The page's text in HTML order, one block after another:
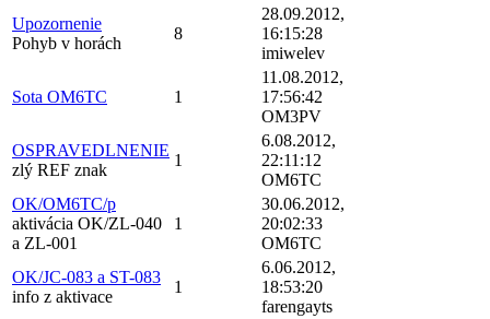
Upozornenie
Pohyb v horách
8
28.09.2012,
16:15:28
imiwelev
Sota OM6TC 1
11.08.2012,
17:56:42
OM3PV
OSPRAVEDLNENIE
zlý REF znak
1
6.08.2012,
22:11:12
OM6TC
OK/OM6TC/p
aktivácia OK/ZL-040
a ZL-001
1
30.06.2012,
20:02:33
OM6TC
OK/JC-083 a ST-083
info z aktivace
1
6.06.2012,
18:53:20
farengayts